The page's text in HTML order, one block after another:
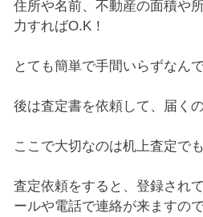
住所や名前、不動産の面積や
力すればO.K！
とても簡単で手間いらずなんで
後は査定書を依頼して、届く
ここで大切なのは机上査定で
査定依頼をすると、登録され
ールや電話で連絡が来ますの